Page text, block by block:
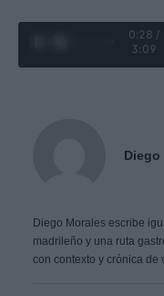
0:29 /
3:09
Diego
Diego Morales escribe
madrileño y una ruta
con contexto y crónica de